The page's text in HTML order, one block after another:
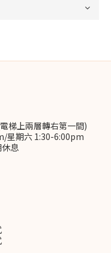
梯上兩層轉右第一間)
星期六 1:30-6:00pm
息